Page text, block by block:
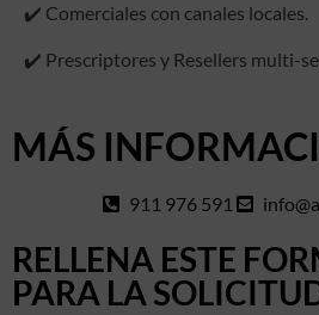
✔️ Comerciales con canales locales.
✔️ Prescriptores y Resellers multi-
MÁS
911 976 591
RELLENA ESTE
PARA LA